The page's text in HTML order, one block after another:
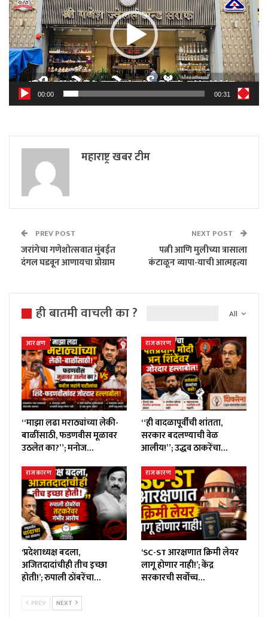
00:00 00:31
महाराष्ट्र खबर टीम
PREV POST
जरांगेचा गणेशोत्सवात मुंबईत
दंगल घडवून आणायचा प्रोग्राम
NEXT POST
पत्नी आणि मुलीच्या त्रासाला
कंटाळून व्यापा-याची आत्महत्या
All
ही बातमी वाचली का ?
आरक्षण
“माझा लढा मराठ्यांच्या लेकी-
बाळींसाठी, फडणवीस मूळावर
उठलेत का?”; मनोज…
राजकारण
“ही वादळापूर्वीची शांतता,
सरकार बदलण्याची वेळ
आलीय!”; उद्धव ठाकरेंचा…
राजकारण
‘प्रदेशाध्यक्ष बदला,
अजितदादांचीही तीच इच्छा
होती!’; रुपाली ठोंबरेंचा…
राजकारण
‘SC-ST आरक्षणात क्रिमी लेयर
लागू होणार नाही!’; केंद्र
सरकारची सर्वोच्च…
PREV NEXT